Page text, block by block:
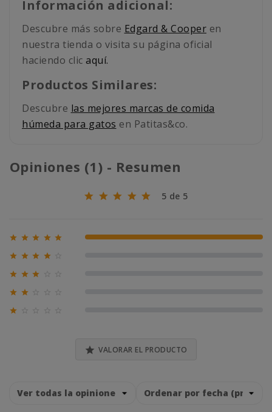
Información adicional:
Descubre más sobre Edgard & Cooper en
nuestra tienda o visita su página oficial
haciendo clic aquí.
Productos Similares:
Descubre las mejores marcas de comida
húmeda para gatos en Patitas&co.
Opiniones (1) - Resumen
5 de 5
     100% (1)
   
  
 

 VALORAR EL PRODUCTO